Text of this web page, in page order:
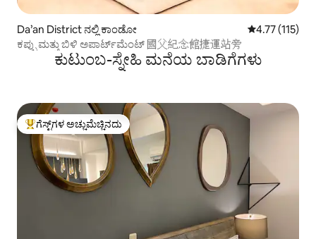
Da’an District ನಲ್ಲಿ ಕಾಂಡೋ 5 ರಲ್ಲಿ 4.77
4.77 (115)
ಕಪ್ಪು ಮತ್ತು ಬಿಳಿ ಅಪಾರ್ಟ್‌ಮೆಂಟ್ 國父紀念館捷運站旁
ಕುಟುಂಬ-ಸ್ನೇಹಿ ಮನೆಯ ಬಾಡಿಗೆಗಳು
ಗೆಸ್ಟ್‌ಗಳಿಗೆ ಅತಿ ಹೆಚ್ಚು ಅಚ್ಚುಮೆಚ್ಚಿನದು
ಗೆಸ್ಟ್‌ಗಳ ಅಚ್ಚುಮೆಚ್ಚಿನದು